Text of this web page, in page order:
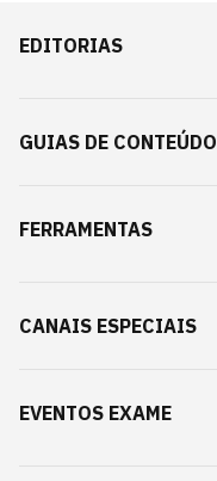
EDITORIAS
GUIAS DE CONTEÚDO
FERRAMENTAS
CANAIS ESPECIAIS
EVENTOS EXAME